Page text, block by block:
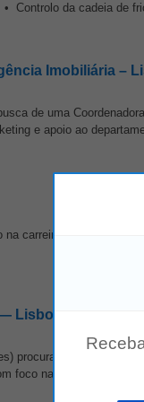
Controlo da cadeia de
Imobiliária –
de uma
e apoio ao
carreira e
Lisboa
procura Auxiliar de
foco na qualidade de